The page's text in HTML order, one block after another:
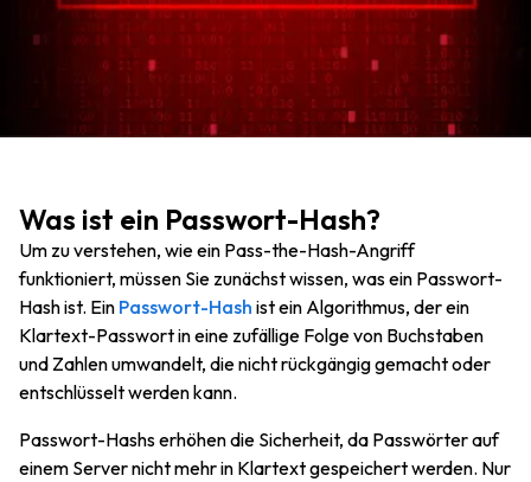
Was ist ein Passwort-Hash?
Um zu verstehen, wie ein Pass-the-Hash-Angriff
funktioniert, müssen Sie zunächst wissen, was ein Passwort-
Hash ist. Ein Passwort-Hash ist ein Algorithmus, der ein
Klartext-Passwort in eine zufällige Folge von Buchstaben
und Zahlen umwandelt, die nicht rückgängig gemacht oder
entschlüsselt werden kann.
Passwort-Hashs erhöhen die Sicherheit, da Passwörter auf
einem Server nicht mehr in Klartext gespeichert werden. Nur